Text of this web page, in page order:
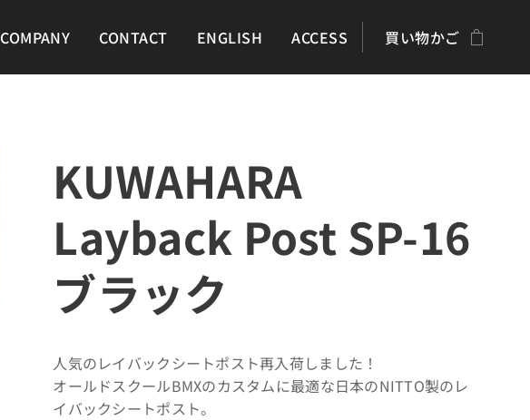
COMPANY CONTACT ENGLISH ACCESS 買い物かご
KUWAHARA
Layback Post SP-16
ブラック
人気のレイバックシートポスト再入荷しました！
オールドスクールBMXのカスタムに最適な日本のNITTO製のレ
イバックシートポスト。